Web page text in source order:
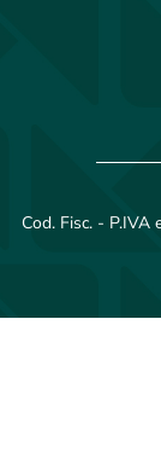
Cod. Fisc. - P.IVA